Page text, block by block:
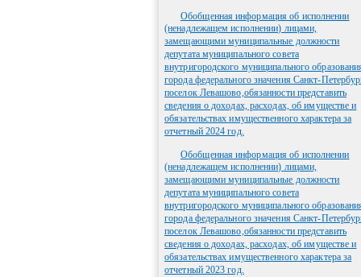
Обобщенная информация об исполнении
(ненадлежащем исполнении) лицами,
замещающими муниципальные должности
депутата муниципального совета
внутригородского муниципального
города федерального значения Санкт-
поселок Левашово,обязанности представить
сведения о доходах, расходах, об имуществе и
обязательствах имущественного характера за
отчетный 2024 год.
Обобщенная информация об исполнении
(ненадлежащем исполнении) лицами,
замещающими муниципальные должности
депутата муниципального совета
внутригородского муниципального
города федерального значения Санкт-
поселок Левашово,обязанности представить
сведения о доходах, расходах, об имуществе и
обязательствах имущественного характера за
отчетный 2023 год.